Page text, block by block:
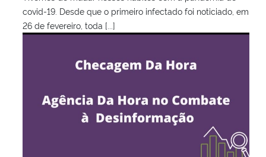
covid-19. Desde que o primeiro infectado foi noticiado, em
26 de fevereiro, toda [...]